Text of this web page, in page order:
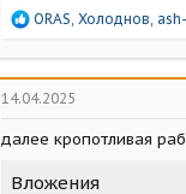
Р
а
к
ц
и
ORAS Холоднов
14.04.2025
далее кропотливая
Вложения